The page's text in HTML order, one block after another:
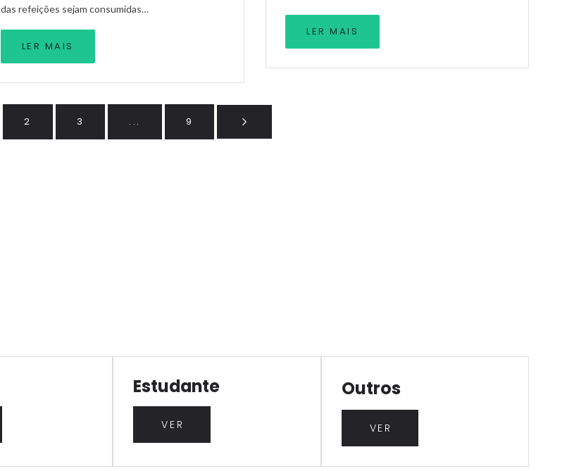
das refeições sejam consumidas…
LER MAIS
LER MAIS
2 3 ... 9
Estudante
VER
Outros
VER